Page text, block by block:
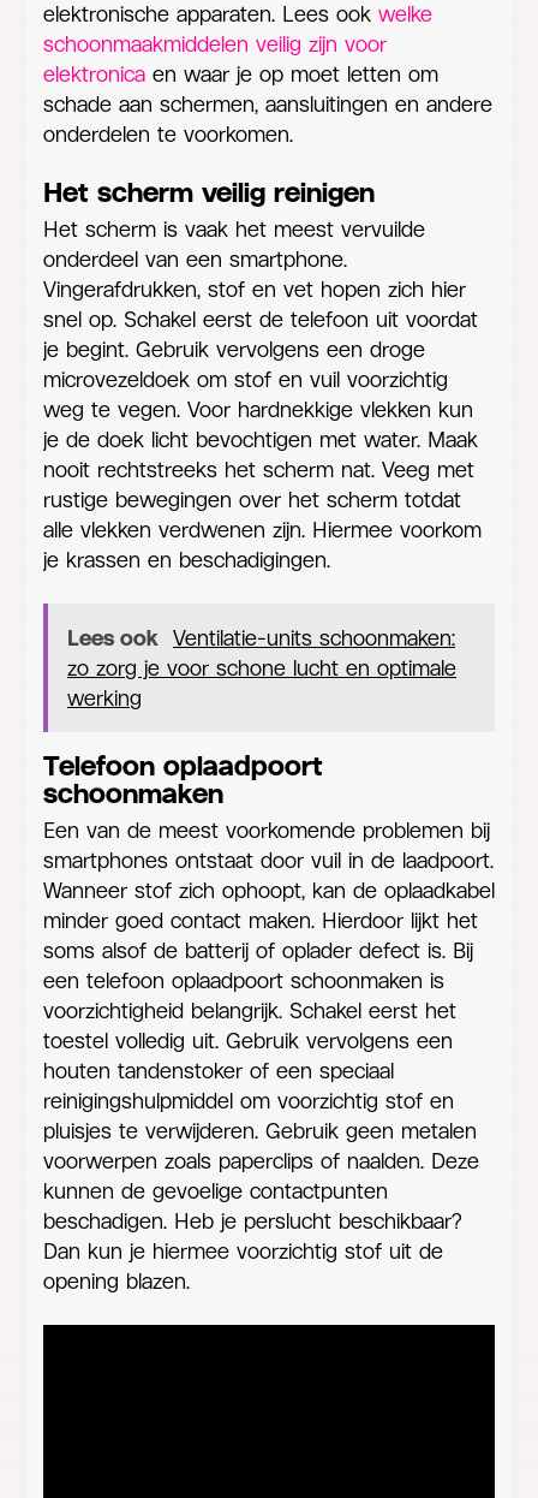
elektronische apparaten. Lees ook welke
schoonmaakmiddelen veilig zijn voor
elektronica en waar je op moet letten om
schade aan schermen, aansluitingen en andere
onderdelen te voorkomen.
Het scherm veilig reinigen
Het scherm is vaak het meest vervuilde
onderdeel van een smartphone.
Vingerafdrukken, stof en vet hopen zich hier
snel op. Schakel eerst de telefoon uit voordat
je begint. Gebruik vervolgens een droge
microvezeldoek om stof en vuil voorzichtig
weg te vegen. Voor hardnekkige vlekken kun
je de doek licht bevochtigen met water. Maak
nooit rechtstreeks het scherm nat. Veeg met
rustige bewegingen over het scherm totdat
alle vlekken verdwenen zijn. Hiermee voorkom
je krassen en beschadigingen.
Lees ook
Ventilatie-units schoonmaken:
zo zorg je voor schone lucht en optimale
werking
Telefoon oplaadpoort
schoonmaken
Een van de meest voorkomende problemen bij
smartphones ontstaat door vuil in de laadpoort.
Wanneer stof zich ophoopt, kan de oplaadkabel
minder goed contact maken. Hierdoor lijkt het
soms alsof de batterij of oplader defect is. Bij
een telefoon oplaadpoort schoonmaken is
voorzichtigheid belangrijk. Schakel eerst het
toestel volledig uit. Gebruik vervolgens een
houten tandenstoker of een speciaal
reinigingshulpmiddel om voorzichtig stof en
pluisjes te verwijderen. Gebruik geen metalen
voorwerpen zoals paperclips of naalden. Deze
kunnen de gevoelige contactpunten
beschadigen. Heb je perslucht beschikbaar?
Dan kun je hiermee voorzichtig stof uit de
opening blazen.